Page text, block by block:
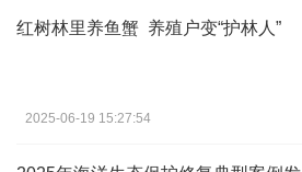
红树林里养鱼蟹 养殖户变“护林人”
2025-06-19 15:27:54